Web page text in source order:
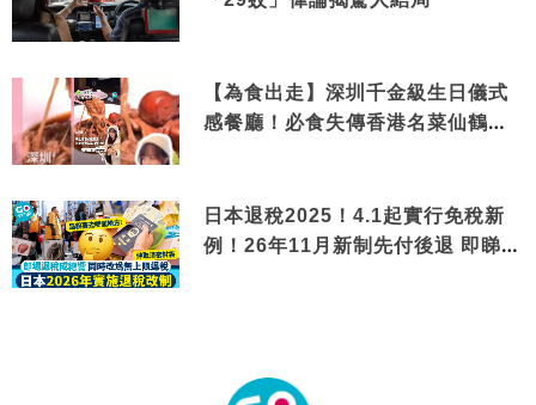
【為食出走】深圳千金級生日儀式
感餐廳！必食失傳香港名菜仙鶴神
日本退稅2025！4.1起實行免稅新
例！26年11月新制先付後退 即睇步